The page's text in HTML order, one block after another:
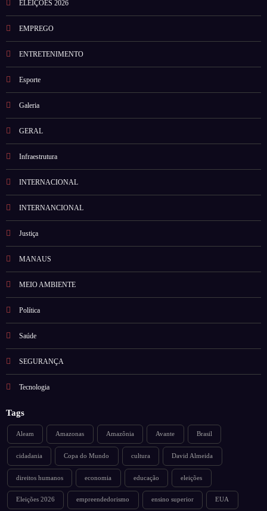
ELEIÇÕES 2026
EMPREGO
ENTRETENIMENTO
Esporte
Galeria
GERAL
Infraestrutura
INTERNACIONAL
INTERNANCIONAL
Justiça
MANAUS
MEIO AMBIENTE
Política
Saúde
SEGURANÇA
Tecnologia
Tags
Aleam Amazonas Amazônia Avante Brasil
cidadania Copa do Mundo cultura David Almeida
direitos humanos economia educação eleições
Eleições 2026 empreendedorismo ensino superior EUA